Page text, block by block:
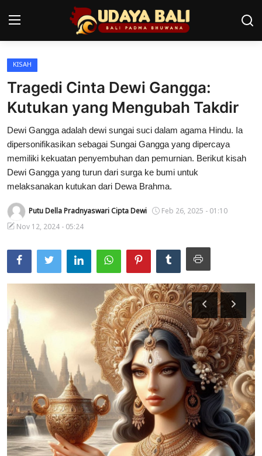
Home
Pura
Desa Adat
Tradisi
Kearifan lokal
Alam Bali
Seni
Kisah
Indonesia
KISAH
Tragedi Cinta Dewi Gangga:
Kutukan yang Mengubah Takdir
Dewi Gangga adalah dewi sungai suci dalam agama Hindu. Ia
dipersonifikasikan sebagai Sungai Gangga yang dipercaya
memiliki kekuatan penyembuhan dan pemurnian. Berikut kisah
Dewi Gangga yang turun dari surga ke bumi untuk
melaksanakan kutukan dari Dewa Brahma.
Putu Della Pradnyaswari Cipta Dewi
Feb 26, 2025 - 01:10
Nov 12, 2024 - 05:24